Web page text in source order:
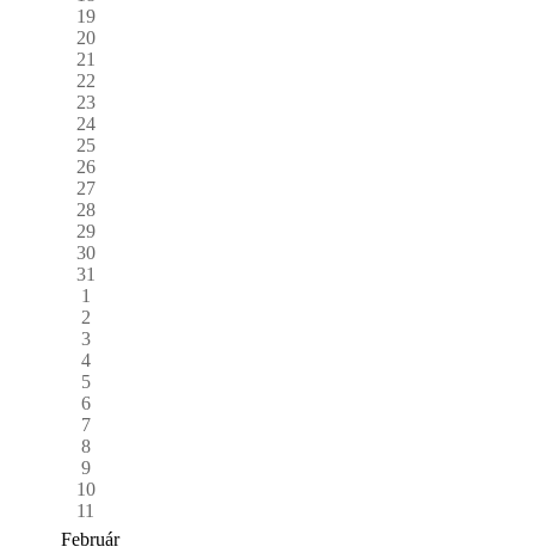
19
20
21
22
23
24
25
26
27
28
29
30
31
1
2
3
4
5
6
7
8
9
10
11
Február